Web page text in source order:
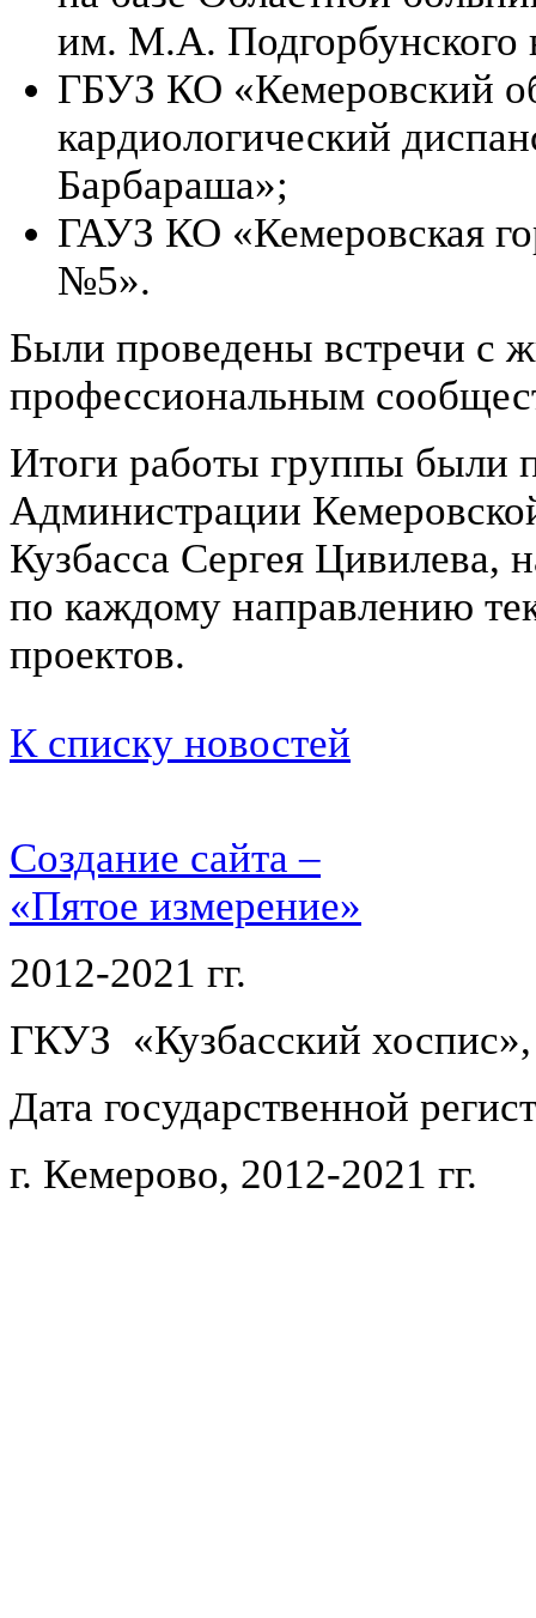
им. М.А. Подгорбунского
ГБУЗ КО «Кемеровский
кардиологический
Барбараша»;
ГАУЗ КО «Кемеровская
№5».
Были проведены встречи с
профессиональным
Итоги работы группы были
Администрации
Кузбасса Сергея Цивилева,
по каждому направлению
проектов.
К списку новостей
Создание сайта –
«Пятое измерение»
2012-2021 гг.
ГКУЗ «Кузбасский хоспис»,
Дата государственной
г. Кемерово, 2012-2021 гг.